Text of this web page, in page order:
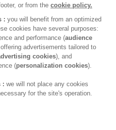
or from the cookie policy.
: you will benefit from an optimized
cookies have several purposes:
and performance (audience
advertisements tailored to
cookies), and
(personalization cookies).
: we will not place any cookies
for the site's operation.